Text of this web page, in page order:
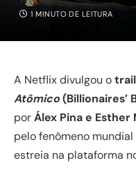
1 MINUTO DE LEITURA
A Netflix divulgou o
Atômico(Billionaires’
porÁlex Pina e
pelo fenômeno mundial
estreia na plataforma